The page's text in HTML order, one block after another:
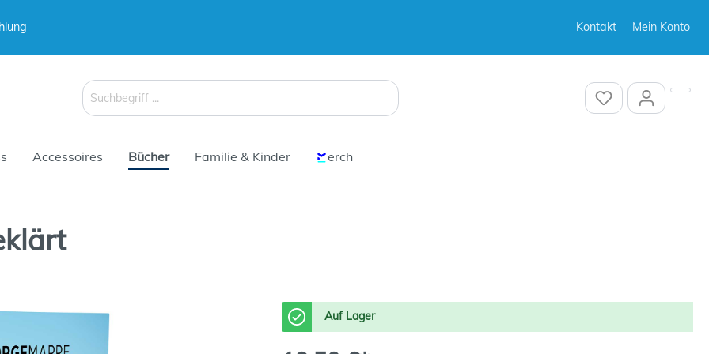
Kontakt Mein Konto
Accessoires Bücher Familie & Kinder erch
& Koffer
Auf Lager
Schirme
Schirme